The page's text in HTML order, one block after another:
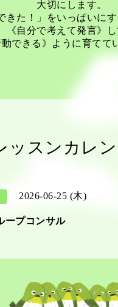
大切にします。
きた！」をいっぱいに
《自分で考えて発言》し
動できる》ように育てて
ッスンカレ
2026-06-25 (木)
ープコンサル